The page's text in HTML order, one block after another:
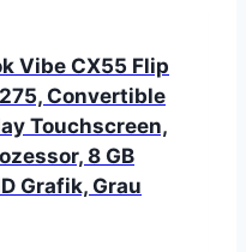
Vibe CX55 Flip
Convertible
Touchscreen,
8 GB
Grafik, Grau